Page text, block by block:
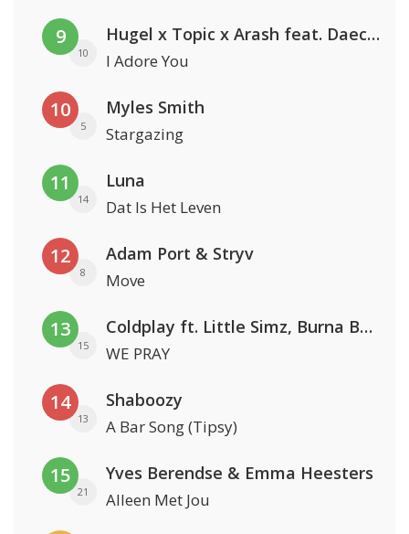
9
10
Hugel x Topic x Arash feat. Daecolm
I Adore You
10
5
Myles Smith
Stargazing
11
14
Luna
Dat Is Het Leven
12
8
Adam Port & Stryv
Move
13
15
Coldplay ft. Little Simz, Burna Boy, Elyanna & Tini
WE PRAY
14
13
Shaboozy
A Bar Song (Tipsy)
15
21
Yves Berendse & Emma Heesters
Alleen Met Jou